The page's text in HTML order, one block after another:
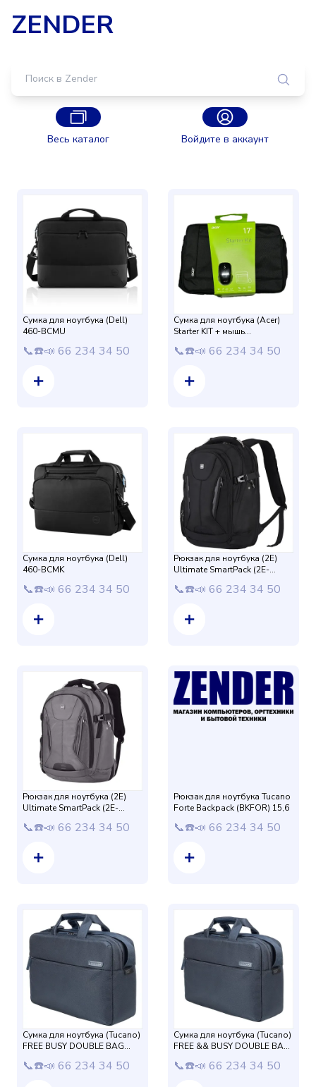
ZENDER
Весь каталог Войдите в аккаунт
Сумка для ноутбука (Dell)
460-BCMU
📞☎️📣 66 234 34 50
Сумка для ноутбука (Acer)
Starter KIT + мышь
📞☎️📣 66 234 34 50
Сумка для ноутбука (Dell)
460-BCMK
📞☎️📣 66 234 34 50
Рюкзак для ноутбука (2E)
Ultimate SmartPack (2E-
📞☎️📣 66 234 34 50
Рюкзак для ноутбука (2E)
Ultimate SmartPack (2E-
📞☎️📣 66 234 34 50
Рюкзак для ноутбука Tucano
Forte Backpack (BKFOR) 15,6
📞☎️📣 66 234 34 50
Сумка для ноутбука (Tucano)
FREE BUSY DOUBLE BAG
📞☎️📣 66 234 34 50
Сумка для ноутбука (Tucano)
FREE && BUSY DOUBLE BAG
📞☎️📣 66 234 34 50